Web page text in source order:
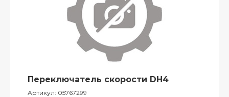
Переключатель скорости DH4
Артикул: 05767299